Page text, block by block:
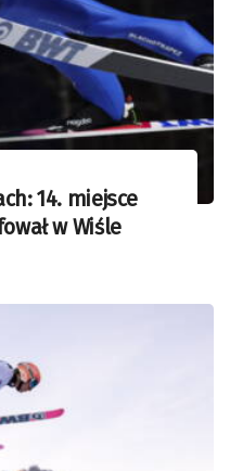
14. miejsce
w Wiśle